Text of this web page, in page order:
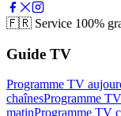
🇫🇷 Service 100%
Guide TV
Programme TV
chaînesProgramme
matinProgramme TV